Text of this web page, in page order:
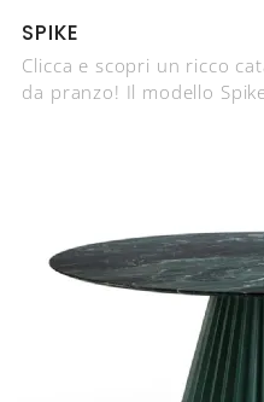
SPIKE
Clicca e scopri un ricco
da pranzo! Il modello